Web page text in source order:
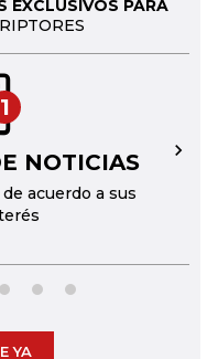
EXCLUSIVOS PARA
1
NOTICIAS
acuerdo a sus
→
YA